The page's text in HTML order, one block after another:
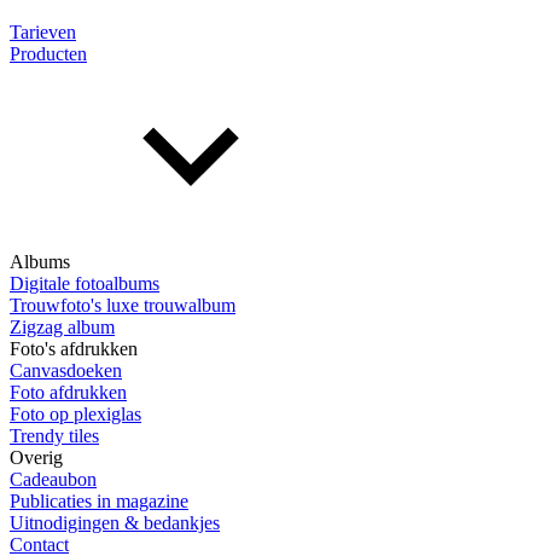
Tarieven
Producten
Albums
Digitale fotoalbums
Trouwfoto's luxe trouwalbum
Zigzag album
Foto's afdrukken
Canvasdoeken
Foto afdrukken
Foto op plexiglas
Trendy tiles
Overig
Cadeaubon
Publicaties in magazine
Uitnodigingen & bedankjes
Contact